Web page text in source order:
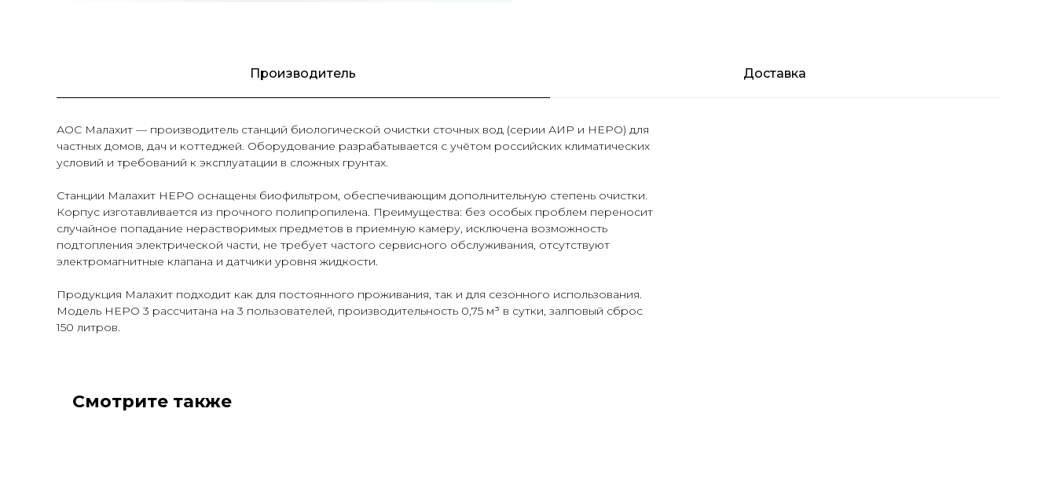
Производитель Доставка
АОС Малахит — производитель станций биологической очистки сточных вод (серии АИР и НЕРО) для
частных домов, дач и коттеджей. Оборудование разрабатывается с учётом российских климатических
условий и требований к эксплуатации в сложных грунтах.
Станции Малахит НЕРО оснащены биофильтром, обеспечивающим дополнительную степень очистки.
Корпус изготавливается из прочного полипропилена. Преимущества: без особых проблем переносит
случайное попадание нерастворимых предметов в приемную камеру, исключена возможность
подтопления электрической части, не требует частого сервисного обслуживания, отсутствуют
электромагнитные клапана и датчики уровня жидкости.
Продукция Малахит подходит как для постоянного проживания, так и для сезонного использования.
Модель НЕРО 3 рассчитана на 3 пользователей, производительность 0,75 м³ в сутки, залповый сброс
150 литров.
Смотрите также